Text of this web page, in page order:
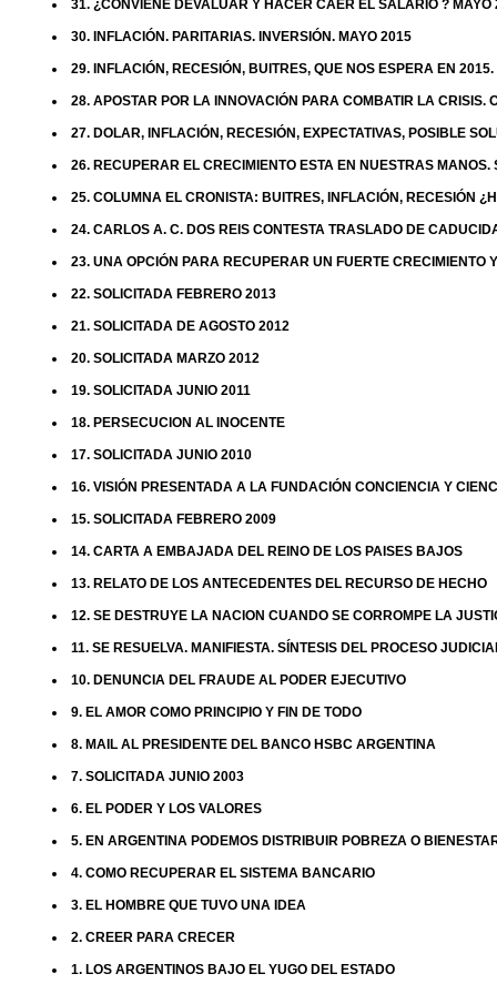
31. ¿CONVIENE DEVALUAR Y HACER CAER EL SALARIO ? MAYO
30. INFLACIÓN. PARITARIAS. INVERSIÓN. MAYO 2015
29. INFLACIÓN, RECESIÓN, BUITRES, QUE NOS ESPERA EN
28. APOSTAR POR LA INNOVACIÓN PARA COMBATIR LA CRISIS.
27. DOLAR, INFLACIÓN, RECESIÓN, EXPECTATIVAS, POSIBLE
26. RECUPERAR EL CRECIMIENTO ESTA EN NUESTRAS MANOS.
25. COLUMNA EL CRONISTA: BUITRES, INFLACIÓN, RECESIÓN
24. CARLOS A. C. DOS REIS CONTESTA TRASLADO DE
23. UNA OPCIÓN PARA RECUPERAR UN FUERTE CRECIMIENTO
22. SOLICITADA FEBRERO 2013
21. SOLICITADA DE AGOSTO 2012
20. SOLICITADA MARZO 2012
19. SOLICITADA JUNIO 2011
18. PERSECUCION AL INOCENTE
17. SOLICITADA JUNIO 2010
16. VISIÓN PRESENTADA A LA FUNDACIÓN CONCIENCIA Y
15. SOLICITADA FEBRERO 2009
14. CARTA A EMBAJADA DEL REINO DE LOS PAISES BAJOS
13. RELATO DE LOS ANTECEDENTES DEL RECURSO DE HECHO
12. SE DESTRUYE LA NACION CUANDO SE CORROMPE LA
11. SE RESUELVA. MANIFIESTA. SÍNTESIS DEL PROCESO
10. DENUNCIA DEL FRAUDE AL PODER EJECUTIVO
9. EL AMOR COMO PRINCIPIO Y FIN DE TODO
8. MAIL AL PRESIDENTE DEL BANCO HSBC ARGENTINA
7. SOLICITADA JUNIO 2003
6. EL PODER Y LOS VALORES
5. EN ARGENTINA PODEMOS DISTRIBUIR POBREZA O
4. COMO RECUPERAR EL SISTEMA BANCARIO
3. EL HOMBRE QUE TUVO UNA IDEA
2. CREER PARA CRECER
1. LOS ARGENTINOS BAJO EL YUGO DEL ESTADO